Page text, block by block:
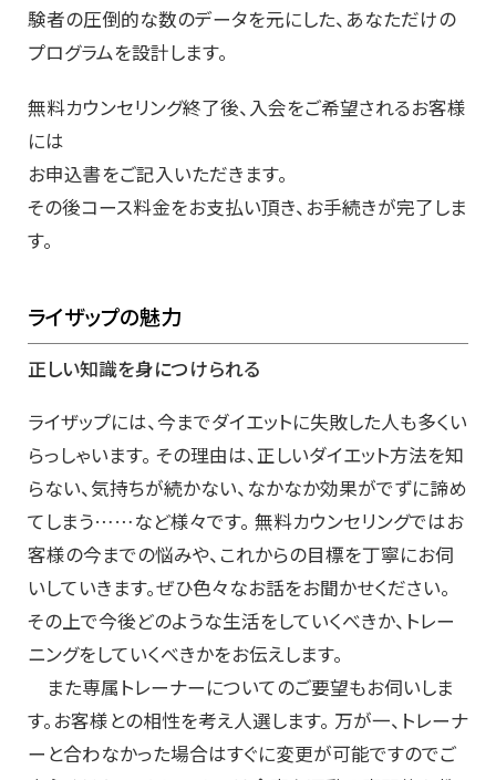
験者の圧倒的な数のデータを元にした、あなただけの
プログラムを設計します。
無料カウンセリング終了後、入会をご希望されるお客様
には
お申込書をご記入いただきます。
その後コース料金をお支払い頂き、お手続きが完了しま
す。
ライザップの魅力
正しい知識を身につけられる
ライザップには、今までダイエットに失敗した人も多くい
らっしゃいます。 その理由は、正しいダイエット方法を知
らない、気持ちが続かない、なかなか効果がでずに諦め
てしまう……など様々です。 無料カウンセリングではお
客様の今までの悩みや、これからの目標を丁寧にお伺
いしていきます。ぜひ色々なお話をお聞かせください。
その上で今後どのような生活をしていくべきか、トレー
ニングをしていくべきかをお伝えします。
また専属トレーナーについてのご要望もお伺いしま
す。お客様との相性を考え人選します。 万が一、トレーナ
ーと合わなかった場合はすぐに変更が可能ですのでご